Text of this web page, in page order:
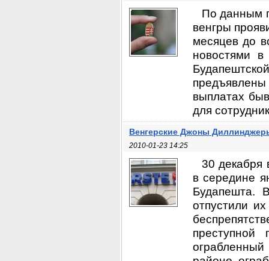
По данным
венгры
месяцев до
новостями
выплатах
для
Венгерские Джоны
2010-01-23 14:25
30 декабря
в середине
Будапешта.
отпустили